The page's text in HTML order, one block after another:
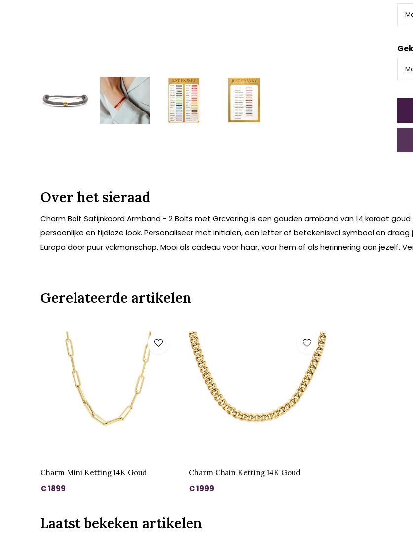
Over het sieraad
Charm Bolt Satijnkoord Armband - 2 Bolts met Gravering is een gouden armband van 14 karaat
persoonlijke en tijdloze look. Personaliseer met initialen, een letter of betekenisvol symbool en draag
Europa door puur vakmanschap. Mooi als cadeau voor haar, voor hem of als herinnering aan jezelf.
Gerelateerde artikelen
Charm Mini Ketting 14K Goud
€ 1899
Charm Chain Ketting 14K Goud
€ 1999
Laatst bekeken artikelen